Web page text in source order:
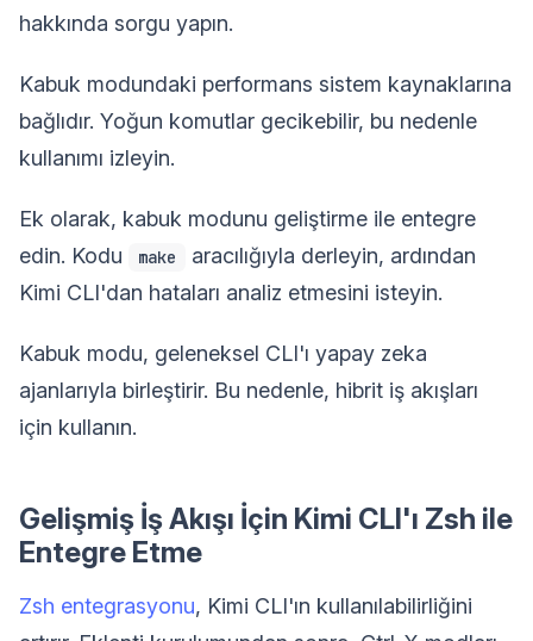
hakkında sorgu yapın.
Kabuk modundaki performans sistem kaynaklarına
bağlıdır. Yoğun komutlar gecikebilir, bu nedenle
kullanımı izleyin.
Ek olarak, kabuk modunu geliştirme ile entegre
edin. Kodu
make
aracılığıyla derleyin, ardından
Kimi CLI'dan hataları analiz etmesini isteyin.
Kabuk modu, geleneksel CLI'ı yapay zeka
ajanlarıyla birleştirir. Bu nedenle, hibrit iş akışları
için kullanın.
Gelişmiş İş Akışı İçin Kimi CLI'ı Zsh ile
Entegre Etme
Zsh entegrasyonu, Kimi CLI'ın kullanılabilirliğini